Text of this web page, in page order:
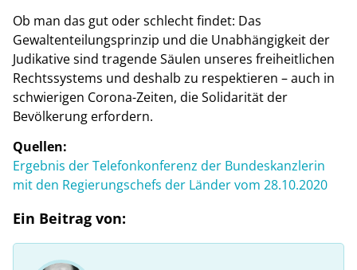
Ob man das gut oder schlecht findet: Das
Gewaltenteilungsprinzip und die Unabhängigkeit der
Judikative sind tragende Säulen unseres freiheitlichen
Rechtssystems und deshalb zu respektieren – auch in
schwierigen Corona-Zeiten, die Solidarität der
Bevölkerung erfordern.
Quellen:
Ergebnis der Telefonkonferenz der Bundeskanzlerin
mit den Regierungschefs der Länder vom 28.10.2020
Ein Beitrag von: